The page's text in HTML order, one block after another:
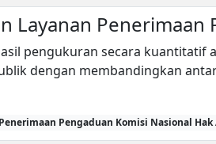
Layanan Penerimaan
pengukuran secara
dengan membandingkan
Pengaduan Komisi Nasional Hak